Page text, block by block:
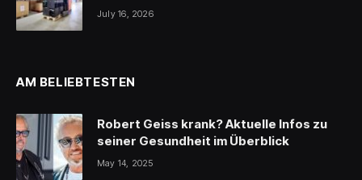
July 16, 2026
AM BELIEBTESTEN
Robert Geiss krank? Aktuelle Infos zu
seiner Gesundheit im Überblick
May 14, 2025